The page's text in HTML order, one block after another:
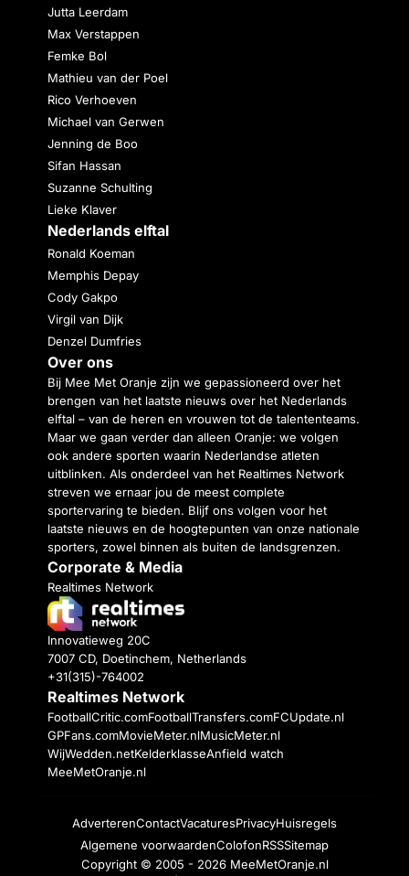
Jutta Leerdam
Max Verstappen
Femke Bol
Mathieu van der Poel
Rico Verhoeven
Michael van Gerwen
Jenning de Boo
Sifan Hassan
Suzanne Schulting
Lieke Klaver
Nederlands elftal
Ronald Koeman
Memphis Depay
Cody Gakpo
Virgil van Dijk
Denzel Dumfries
Over ons
Bij Mee Met Oranje zijn we gepassioneerd over het
brengen van het laatste nieuws over het Nederlands
elftal – van de heren en vrouwen tot de talententeams.
Maar we gaan verder dan alleen Oranje: we volgen
ook andere sporten waarin Nederlandse atleten
uitblinken. Als onderdeel van het Realtimes Network
streven we ernaar jou de meest complete
sportervaring te bieden. Blijf ons volgen voor het
laatste nieuws en de hoogtepunten van onze nationale
sporters, zowel binnen als buiten de landsgrenzen.
Corporate & Media
Realtimes Network
Innovatieweg 20C
7007 CD, Doetinchem, Netherlands
+31(315)-764002
Realtimes Network
FootballCritic.comFootballTransfers.comFCUpdate.nl
GPFans.comMovieMeter.nlMusicMeter.nl
WijWedden.netKelderklasseAnfield watch
MeeMetOranje.nl
AdverterenContactVacaturesPrivacyHuisregels
Algemene voorwaardenColofonRSSSitemap
Copyright © 2005 - 2026 MeeMetOranje.nl